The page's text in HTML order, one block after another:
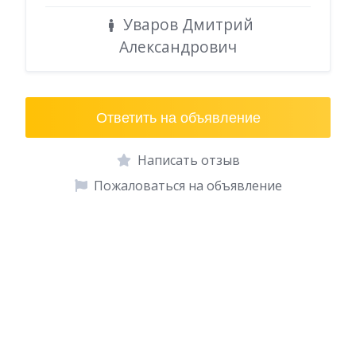
Уваров Дмитрий
Александрович
Ответить на объявление
Написать отзыв
Пожаловаться на объявление